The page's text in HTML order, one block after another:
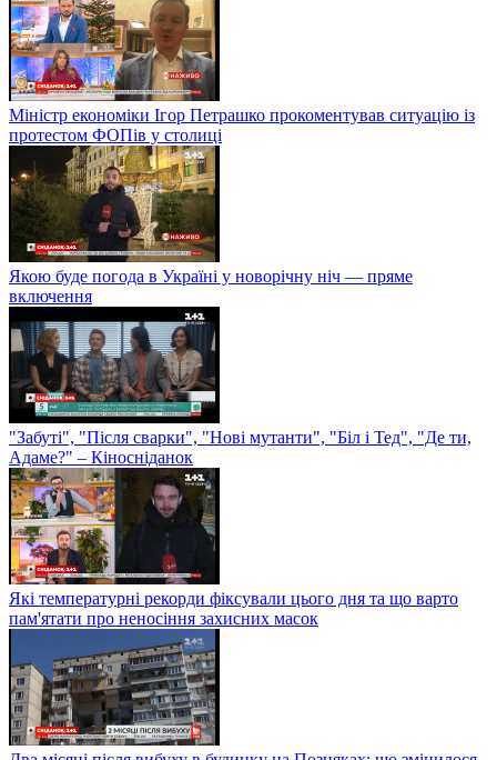
Міністр економіки Ігор Петрашко прокоментував ситуацію із
протестом ФОПів у столиці
Якою буде погода в Україні у новорічну ніч — пряме
включення
"Забуті", "Після сварки", "Нові мутанти", "Біл і Тед", "Де ти,
Адаме?" – Кіносніданок
Які температурні рекорди фіксували цього дня та що варто
пам'ятати про неносіння захисних масок